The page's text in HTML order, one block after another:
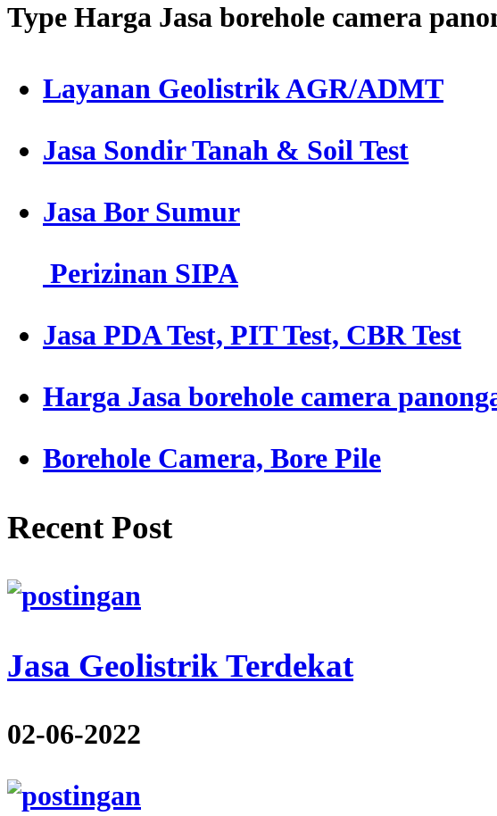
Type Harga Jasa borehole camera
Layanan Geolistrik AGR/ADMT
Jasa Sondir Tanah & Soil Test
Jasa Bor Sumur
Perizinan SIPA
Jasa PDA Test, PIT Test, CBR Test
Harga Jasa borehole camera
Borehole Camera, Bore Pile
Recent Post
Jasa Geolistrik Terdekat
02-06-2022